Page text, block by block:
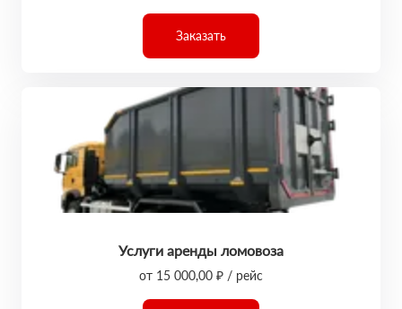
Заказать
Услуги аренды ломовоза
от 15 000,00 ₽ / рейс